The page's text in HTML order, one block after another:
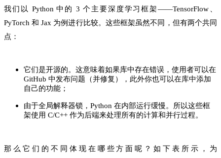
我们以 Python 中的 3 个主要深度学习框架——TensorFlow、
PyTorch 和 Jax 为例进行比较。这些框架虽然不同，但有两个共同
点：
它们是开源的。这意味着如果库中存在错误，使用者可以在
GitHub 中发布问题（并修复），此外你也可以在库中添加
自己的功能；
由于全局解释器锁，Python 在内部运行缓慢。所以这些框
架使用 C/C++ 作为后端来处理所有的计算和并行过程。
那么它们的不同体现在哪些方面呢？如下表所示，为